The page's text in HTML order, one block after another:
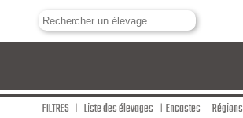
FILTRES Liste des élevages Encastes Régions